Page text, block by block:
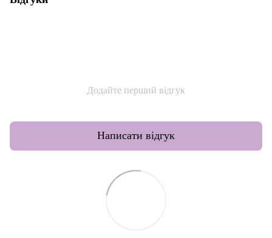
Додайте перший відгук
Написати відгук